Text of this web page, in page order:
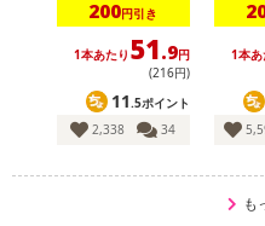
られる味わいとなっています。
【ぷるシャリ ぶどうゼリー】
●冷やすとぷるぷる食感のゼリ
シャーベットとしてお好みの食
ったりです。
●コンコードグレープ果汁を使
200円引き
1本あたり 51.9円
(216円)
11.5ポイント
2,338
34
1本あ
も